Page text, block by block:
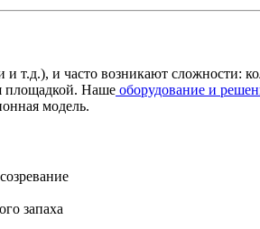
т.д.), и часто возникают сложности:
площадкой. Наше оборудование и
модель.
запаха